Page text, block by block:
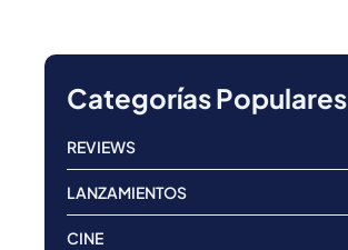
Categorías Populares
REVIEWS
LANZAMIENTOS
CINE